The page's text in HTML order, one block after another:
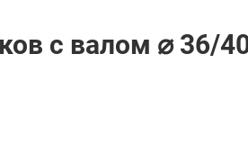
с валом ⌀ 36/